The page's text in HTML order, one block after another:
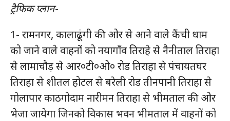
ट्रैफिक प्लान-
1- रामनगर, कालाढूंगी की ओर से आने वाले कैंची धाम
को जाने वाले वाहनों को नयागाँव तिराहे से नैनीताल तिराहा
से लामाचौड़ से आर०टी०ओ० रोड तिराहा से पंचायतघर
तिराहा से शीतल होटल से बरेली रोड तीनपानी तिराहा से
गोलापार काठगोदाम नारीमन तिराहा से भीमताल की ओर
भेजा जायेगा जिनको विकास भवन भीमताल में वाहनों को